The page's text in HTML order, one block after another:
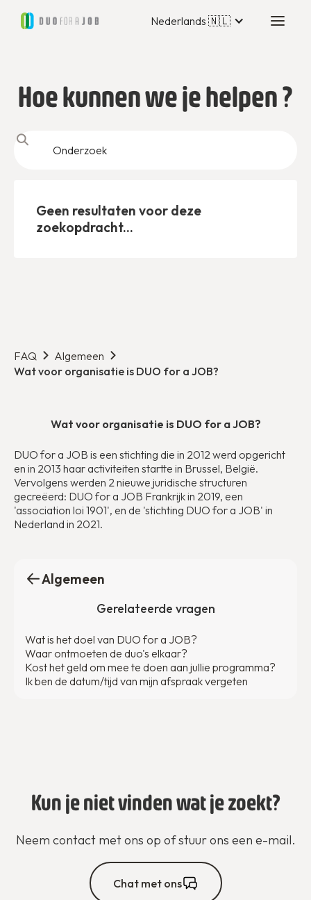
Nederlands 🇳🇱
Hoe kunnen we je helpen ?
Geen resultaten voor deze
zoekopdracht...
FAQ
Algemeen
Wat voor organisatie is DUO for a JOB?
Algemeen
Gerelateerde vragen
Wat is het doel van DUO for a JOB?
Waar ontmoeten de duo's elkaar?
Kost het geld om mee te doen aan jullie programma?
Ik ben de datum/tijd van mijn afspraak vergeten
Wat voor organisatie is DUO for a JOB?
DUO for a JOB is een stichting die in 2012 werd opgericht
en in 2013 haar activiteiten startte in Brussel, België.
Vervolgens werden 2 nieuwe juridische structuren
gecreëerd: DUO for a JOB Frankrijk in 2019, een
'association loi 1901', en de 'stichting DUO for a JOB' in
Nederland in 2021.
Kun je niet vinden wat je zoekt?
Neem contact met ons op of stuur ons een e-mail.
Chat met ons